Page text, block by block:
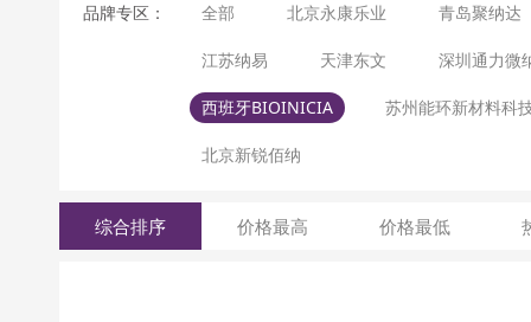
品牌专区： 全部 北京永康乐业 青岛聚纳达
江苏纳易 天津东文 深圳通力微
西班牙BIOINICIA 苏州能环新材料科
北京新锐佰纳
综合排序 价格最高 价格最低